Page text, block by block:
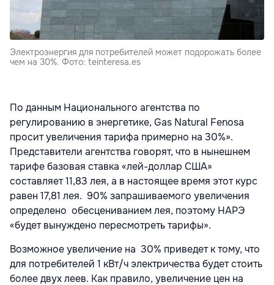
Электроэнергия для потребителей может подорожать более
чем на 30%. Фото: teinteresa.es
По данным Национального агентства по
регулированию в энергетике, Gas Natural Fenosa
просит увеличения тарифа примерно на 30%».
Представители агентства говорят, что в нынешнем
тарифе базовая ставка «лей-доллар США»
составляет 11,83 лея, а в настоящее время этот курс
равен 17,81 лея. 90% запрашиваемого увеличения
определено обесцениванием лея, поэтому НАРЭ
«будет вынуждено пересмотреть тарифы».
Возможное увеличение на 30% приведет к тому, что
для потребителей 1 кВт/ч электричества будет стоить
более двух леев. Как правило, увеличение цен на